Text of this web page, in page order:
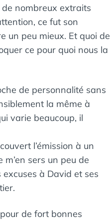
nombreux extraits
ce fut son
un peu mieux. Et quoi de
ce pour quoi nous la
de personnalité sans
la même à
varie beaucoup, il
l’émission à un
m’en sers un peu de
à David et ses
de fort bonnes